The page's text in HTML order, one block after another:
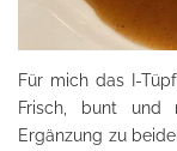
Für mich das I-
Frisch, bunt und
Ergänzung zu